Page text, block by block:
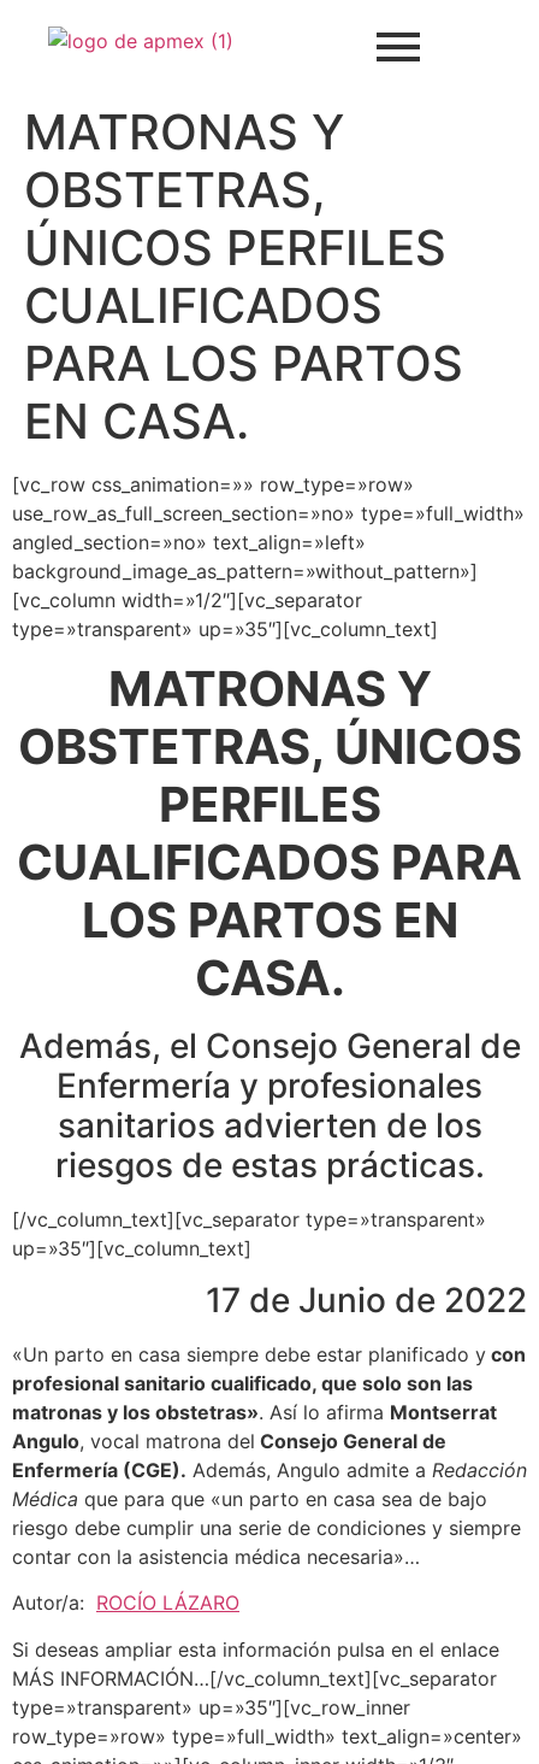
MATRONAS Y
OBSTETRAS,
ÚNICOS PERFILES
CUALIFICADOS
PARA LOS PARTOS
EN CASA.
[vc_row css_animation=»» row_type=»row»
use_row_as_full_screen_section=»no» type=»full_width»
angled_section=»no» text_align=»left»
background_image_as_pattern=»without_pattern»]
[vc_column width=»1/2″][vc_separator
type=»transparent» up=»35″][vc_column_text]
MATRONAS Y
OBSTETRAS, ÚNICOS
PERFILES
CUALIFICADOS PARA
LOS PARTOS EN
CASA.
Además, el Consejo General de
Enfermería y profesionales
sanitarios advierten de los
riesgos de estas prácticas.
[/vc_column_text][vc_separator type=»transparent»
up=»35″][vc_column_text]
17 de Junio de 2022
«Un parto en casa siempre debe estar planificado y con
profesional sanitario cualificado, que solo son las
matronas y los obstetras». Así lo afirma Montserrat
Angulo, vocal matrona del Consejo General de
Enfermería (CGE). Además, Angulo admite a Redacción
Médica que para que «un parto en casa sea de bajo
riesgo debe cumplir una serie de condiciones y siempre
contar con la asistencia médica necesaria»…
Autor/a: ROCÍO LÁZARO
Si deseas ampliar esta información pulsa en el enlace
MÁS INFORMACIÓN…[/vc_column_text][vc_separator
type=»transparent» up=»35″][vc_row_inner
row_type=»row» type=»full_width» text_align=»center»